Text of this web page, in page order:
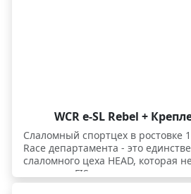
WCR e-SL Rebel +
Слаломный спортцех в ростовке
Race департамента - это
слаломного цеха HEAD, которая
правилам FIS по радиусу,
выведена в отдельную модель.